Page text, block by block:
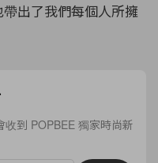
出了我們每個人所擁
到 POPBEE 獨家時尚新